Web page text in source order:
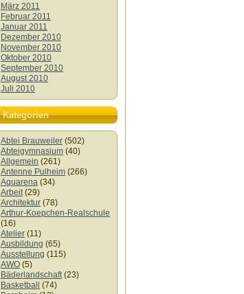
März 2011
Februar 2011
Januar 2011
Dezember 2010
November 2010
Oktober 2010
September 2010
August 2010
Juli 2010
Kategorien
Abtei Brauweiler (502)
Abteigymnasium (40)
Allgemein (261)
Antenne Pulheim (266)
Aquarena (34)
Arbeit(29)
Architektur (78)
Arthur-Koepchen-Realschule
(16)
Atelier (11)
Ausbildung (65)
Ausstellung (115)
AWO (5)
Bäderlandschaft(23)
Basketball
(74)